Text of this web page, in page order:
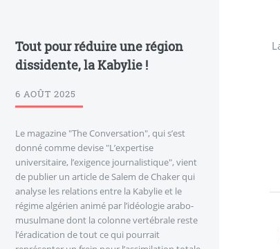
Tout pour réduire une région
dissidente, la Kabylie !
6 AOÛT 2025
Le magazine "The Conversation", qui s’est
donné comme devise "L’expertise
universitaire, l’exigence journalistique", vient
de publier un article de Salem de Chaker qui
analyse les relations entre la Kabylie et le
régime algérien animé par l’idéologie arabo-
musulmane dont la colonne vertébrale reste
l’éradication de tout ce qui pourrait